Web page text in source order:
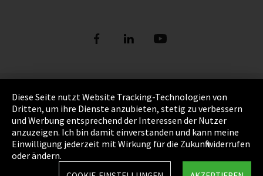
Impressum
Datenschutz
Cookie Einstellungen
AGB
Diese Seite nutzt Website Tracking-Technologien von
Dritten, um ihre Dienste anzubieten, stetig zu verbessern
und Werbung entsprechend der Interessen der Nutzer
anzuzeigen. Ich bin damit einverstanden und kann meine
Einwilligung jederzeit mit Wirkung für die Zukunft widerrufen
oder ändern.